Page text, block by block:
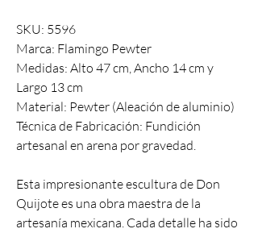
SKU: 5596
Marca: Flamingo Pewter
Medidas: Alto 47 cm, Ancho 14 cm y
Largo 13 cm
Material: Pewter (Aleación de aluminio)
Técnica de Fabricación: Fundición
artesanal en arena por gravedad.
Esta impresionante escultura de Don
Quijote es una obra maestra de la
artesanía mexicana. Cada detalle ha sido